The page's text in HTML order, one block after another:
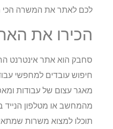
לכם לאתר את המשרה הכי
הכירו את
סחבק הוא אתר אינטרנט
חיפוש עובדים למחפשי
מאגר עצום של עבודות
מהמחשב או מטלפון הנייד
תוכלו למצוא משרות